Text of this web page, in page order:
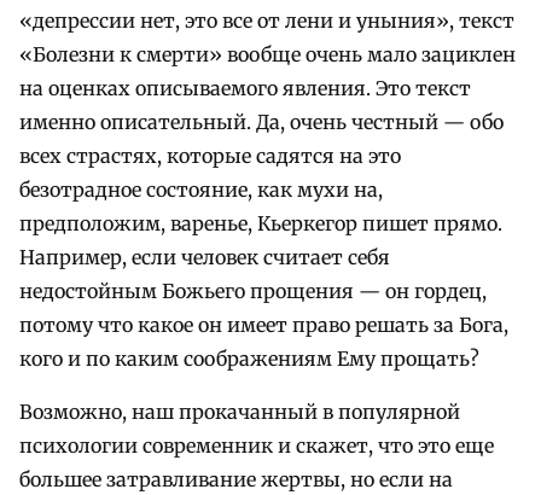
«депрессии нет, это все от лени и уныния», текст
«Болезни к смерти» вообще очень мало зациклен
на оценках описываемого явления. Это текст
именно описательный. Да, очень честный — обо
всех страстях, которые садятся на это
безотрадное состояние, как мухи на,
предположим, варенье, Кьеркегор пишет прямо.
Например, если человек считает себя
недостойным Божьего прощения — он гордец,
потому что какое он имеет право решать за Бога,
кого и по каким соображениям Ему прощать?
Возможно, наш прокачанный в популярной
психологии современник и скажет, что это еще
большее затравливание жертвы, но если на